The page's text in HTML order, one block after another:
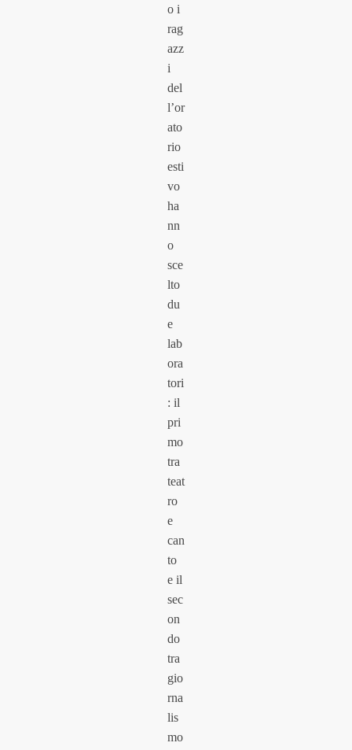
o i
rag
azz
i
del
l’or
ato
rio
esti
vo
ha
nn
o
sce
lto
du
e
lab
ora
tori
: il
pri
mo
tra
teat
ro
e
can
to
e il
sec
on
do
tra
gio
rna
lis
mo